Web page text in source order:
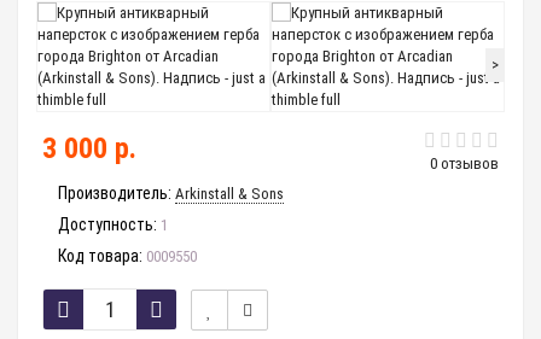
>
0 отзывов
3 000 р.
Производитель: Arkinstall & Sons
Доступность: 1
Код товара: 0009550